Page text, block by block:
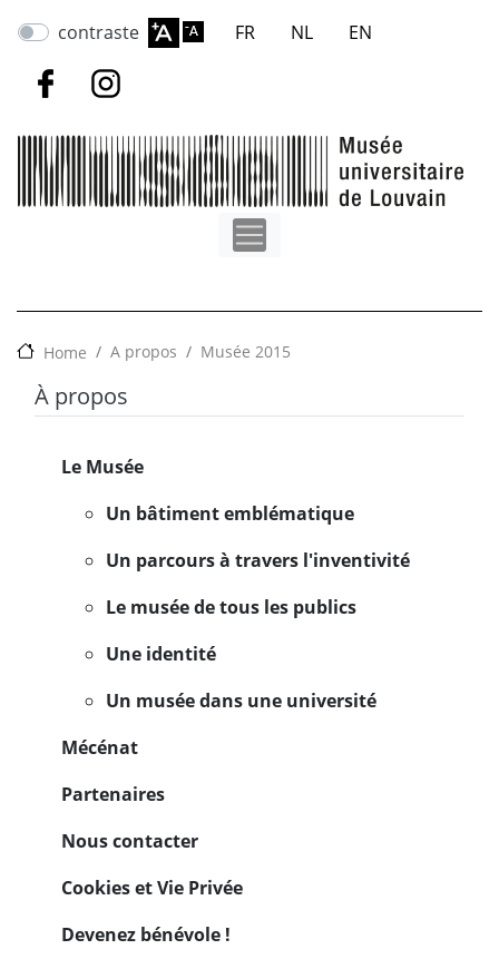
au
contraste FR NL EN
Home A propos Musée 2015
À propos
Le Musée
Un bâtiment emblématique
Un parcours à travers l'inventivité
Le musée de tous les publics
Une identité
Un musée dans une université
Mécénat
Partenaires
Nous contacter
Cookies et Vie Privée
Devenez bénévole !